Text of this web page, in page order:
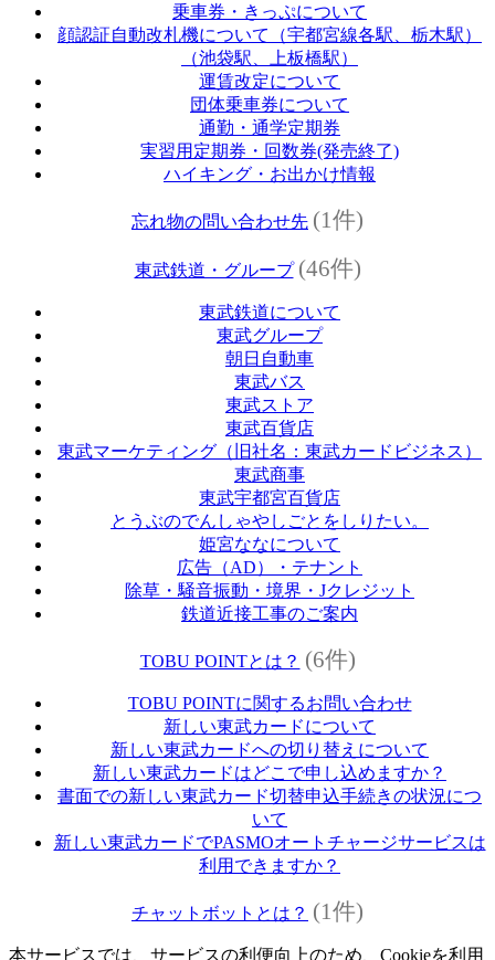
乗車券・きっぷについて
顔認証自動改札機について（宇都宮線各駅、栃木駅）
（池袋駅、上板橋駅）
運賃改定について
団体乗車券について
通勤・通学定期券
実習用定期券・回数券(発売終了)
ハイキング・お出かけ情報
忘れ物の問い合わせ先 (1件)
東武鉄道・グループ (46件)
東武鉄道について
東武グループ
朝日自動車
東武バス
東武ストア
東武百貨店
東武マーケティング（旧社名：東武カードビジネス）
東武商事
東武宇都宮百貨店
とうぶのでんしゃやしごとをしりたい。
姫宮ななについて
広告（AD）・テナント
除草・騒音振動・境界・Jクレジット
鉄道近接工事のご案内
TOBU POINTとは？ (6件)
TOBU POINTに関するお問い合わせ
新しい東武カードについて
新しい東武カードへの切り替えについて
新しい東武カードはどこで申し込めますか？
書面での新しい東武カード切替申込手続きの状況につ
いて
新しい東武カードでPASMOオートチャージサービスは
利用できますか？
チャットボットとは？ (1件)
本サービスでは、サービスの利便向上のため、Cookieを利用